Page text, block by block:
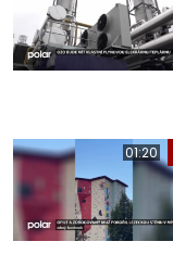
01:20